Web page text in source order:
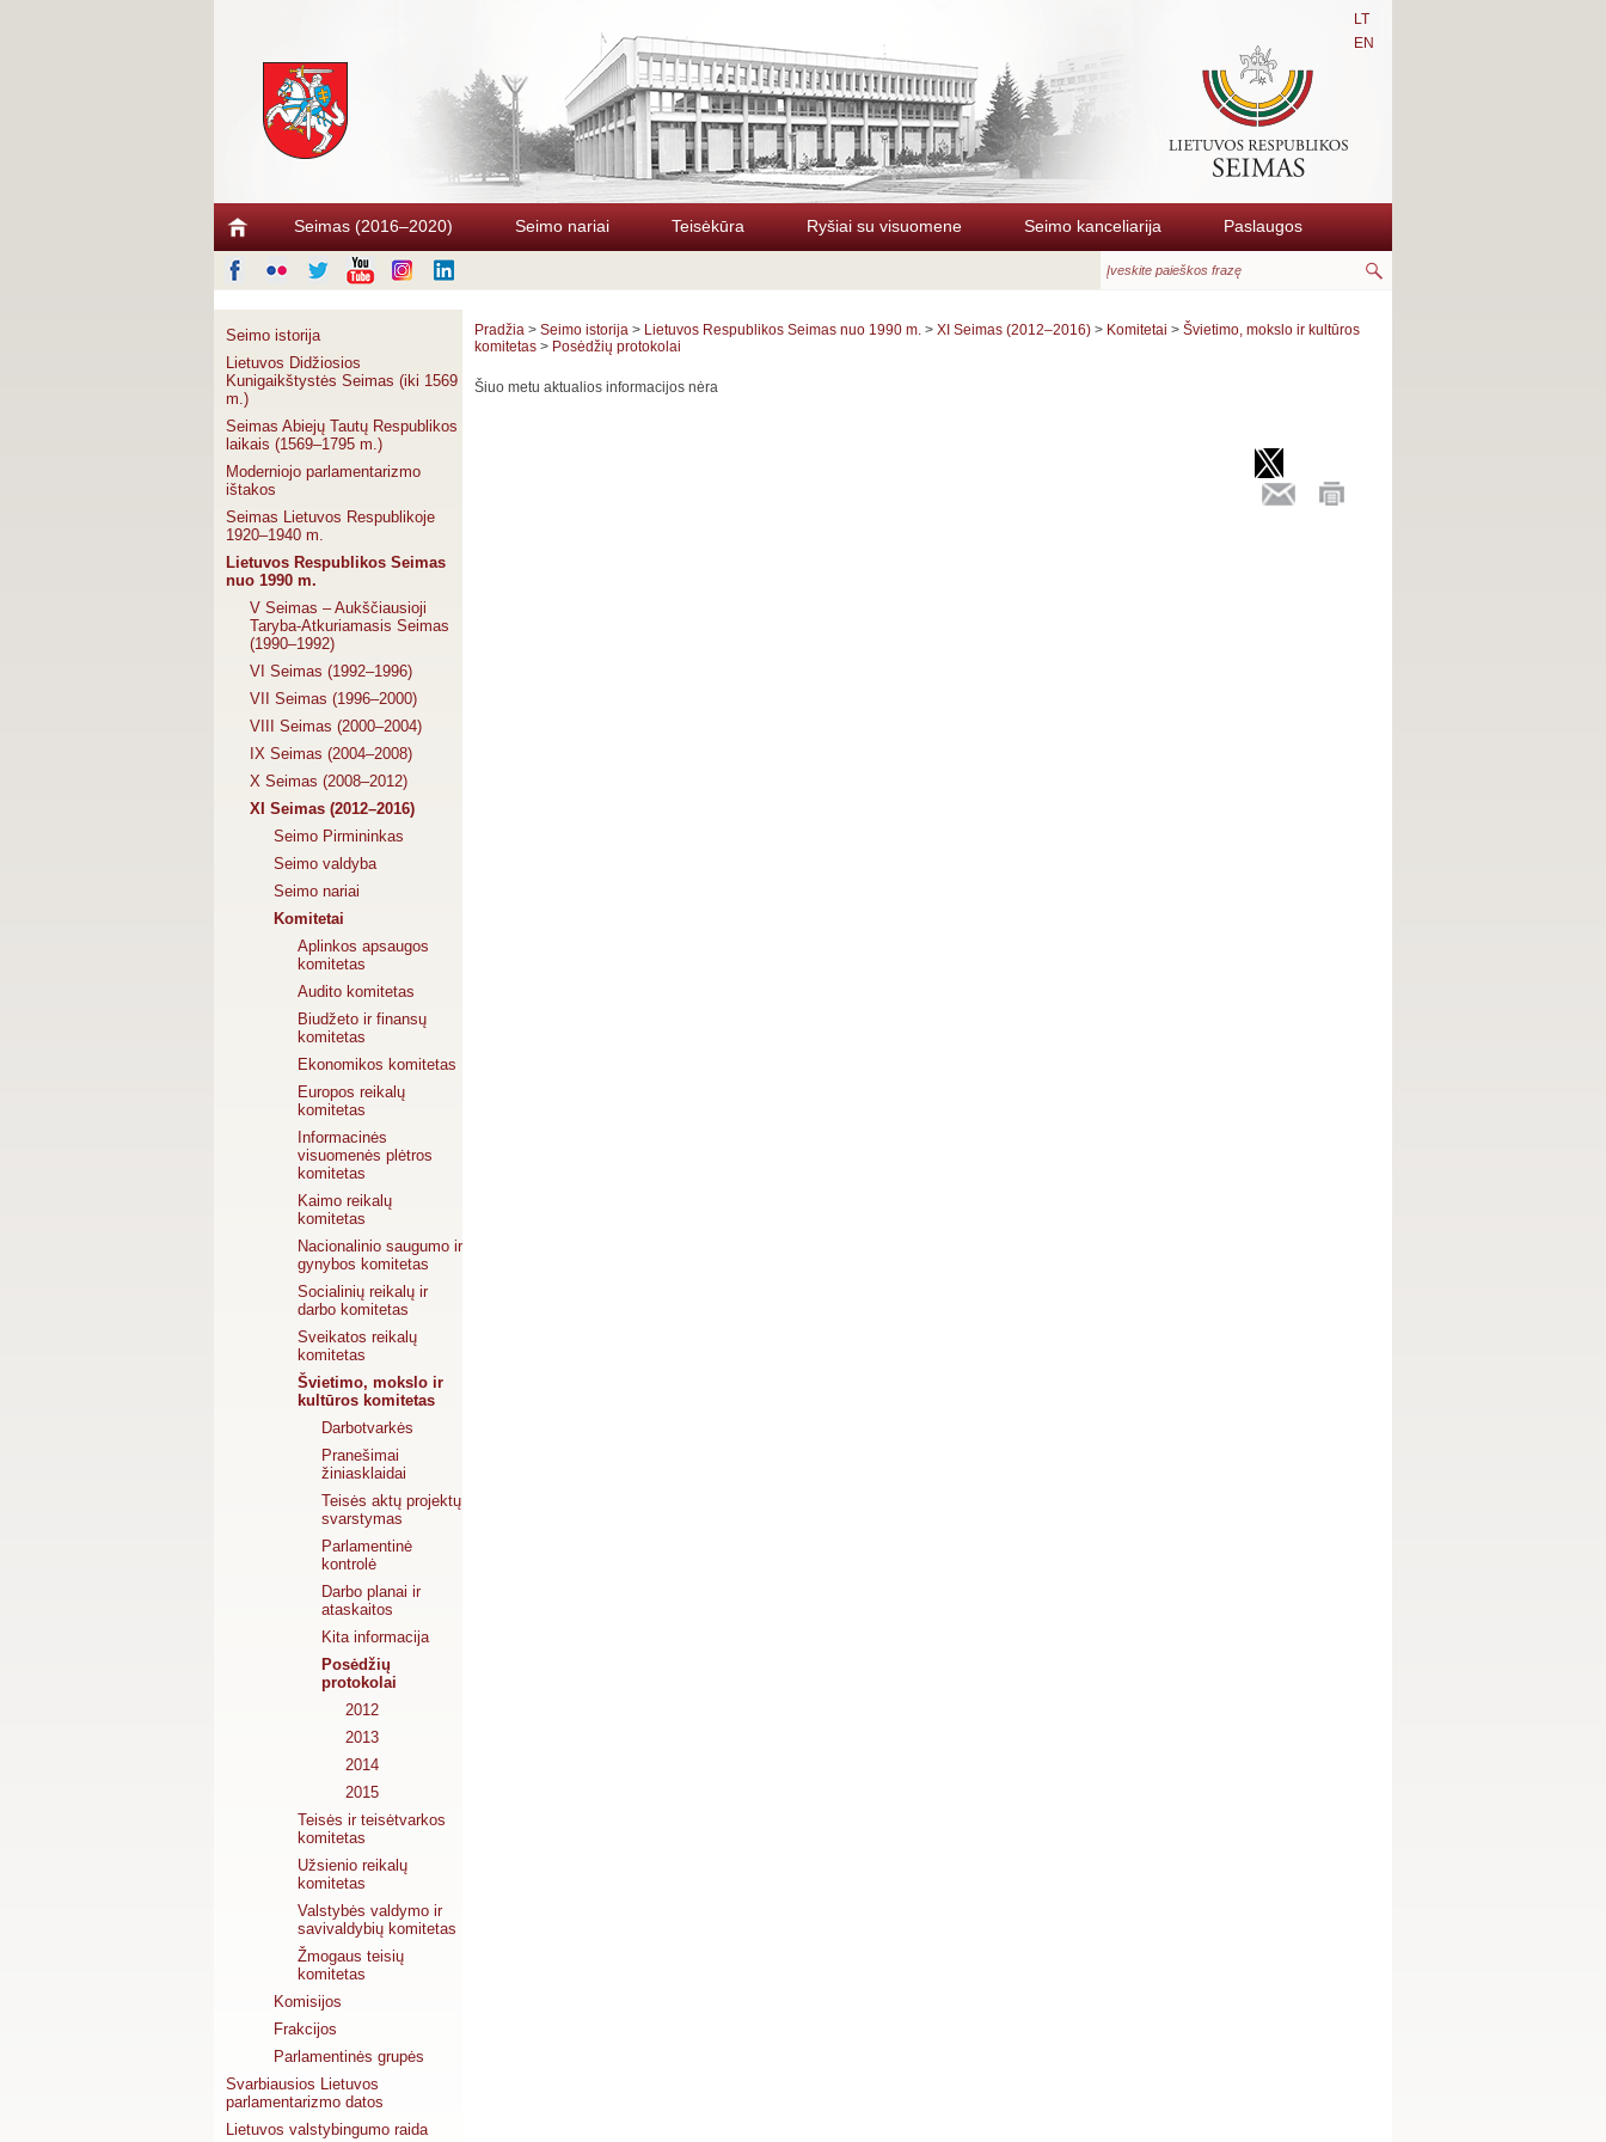
LT
EN
Seimas (2016–2020) Seimo nariai Teisėkūra Ryšiai su visuomene Seimo kanceliarija Paslaugos
Seimo istorija
Lietuvos Didžiosios
Kunigaikštystės Seimas (iki 1569
m.)
Seimas Abiejų Tautų Respublikos
laikais (1569–1795 m.)
Moderniojo parlamentarizmo
ištakos
Seimas Lietuvos Respublikoje
1920–1940 m.
Lietuvos Respublikos Seimas
nuo 1990 m.
V Seimas – Aukščiausioji
Taryba-Atkuriamasis Seimas
(1990–1992)
VI Seimas (1992–1996)
VII Seimas (1996–2000)
VIII Seimas (2000–2004)
IX Seimas (2004–2008)
X Seimas (2008–2012)
XI Seimas (2012–2016)
Seimo Pirmininkas
Seimo valdyba
Seimo nariai
Komitetai
Aplinkos apsaugos
komitetas
Audito komitetas
Biudžeto ir finansų
komitetas
Ekonomikos komitetas
Europos reikalų
komitetas
Informacinės
visuomenės plėtros
komitetas
Kaimo reikalų
komitetas
Nacionalinio saugumo ir
gynybos komitetas
Socialinių reikalų ir
darbo komitetas
Sveikatos reikalų
komitetas
Švietimo, mokslo ir
kultūros komitetas
Darbotvarkės
Pranešimai
žiniasklaidai
Teisės aktų projektų
svarstymas
Parlamentinė
kontrolė
Darbo planai ir
ataskaitos
Kita informacija
Posėdžių
protokolai
2012
2013
2014
2015
Teisės ir teisėtvarkos
komitetas
Užsienio reikalų
komitetas
Valstybės valdymo ir
savivaldybių komitetas
Žmogaus teisių
komitetas
Komisijos
Frakcijos
Parlamentinės grupės
Svarbiausios Lietuvos
parlamentarizmo datos
Lietuvos valstybingumo raida
Pradžia > Seimo istorija > Lietuvos Respublikos Seimas nuo 1990 m. > XI Seimas (2012–2016) > Komitetai > Švietimo, mokslo ir kultūros
komitetas > Posėdžių protokolai
Šiuo metu aktualios informacijos nėra